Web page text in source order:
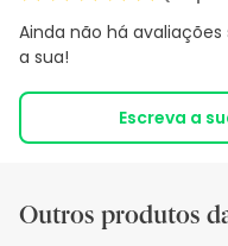
Ainda não há
a sua!
Escreva a
Outros produtos